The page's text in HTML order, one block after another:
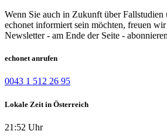
Wenn Sie auch in Zukunft über Fallstudien
echonet informiert sein möchten, freuen
Newsletter - am Ende der Seite -
echonet anrufen
0043 1 512 26 95
Lokale Zeit in Österreich
21:52 Uhr